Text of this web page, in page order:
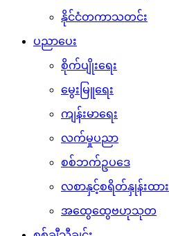
နိုင်ငံတကာသတင်း
ပညာပေး
စိုက်ပျိုးရေး
မွေးမြူရေး
ကျန်းမာရေး
လက်မှုပညာ
စစ်ဘက်ဥပဒေ
လစာနှင့်စရိတ်နှုန်းထား
အထွေထွေဗဟုသုတ